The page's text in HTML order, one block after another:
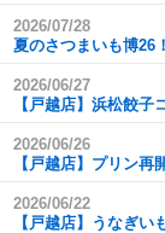
2026/07/28
夏のさつまいも博26
2026/06/27
【戸越店】浜松餃子
2026/06/26
【戸越店】プリン再
2026/06/22
【戸越店】うなぎい